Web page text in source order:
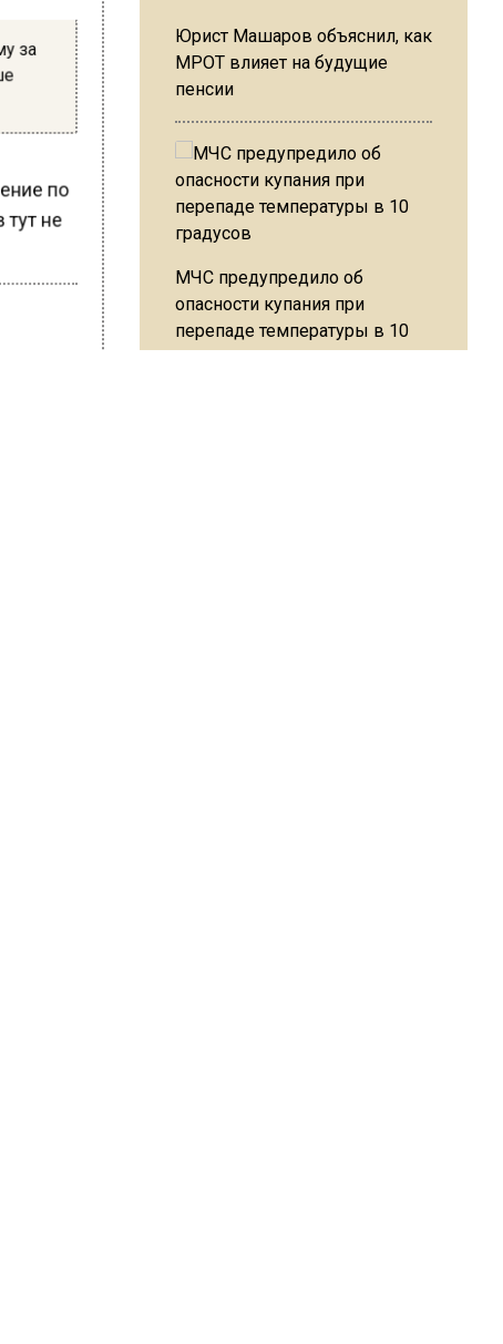
за
по
не
Юрист Машаров объяснил, как
МРОТ влияет на будущие
пенсии
МЧС предупредило об
опасности купания при
перепаде температуры в 10
градусов